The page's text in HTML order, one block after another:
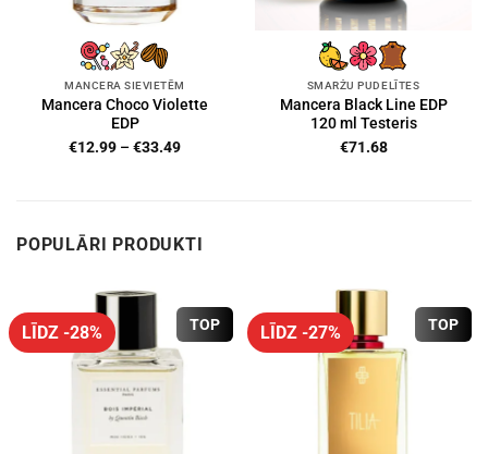
MANCERA SIEVIETĒM
Mancera Choco Violette
EDP
€12.99 – €33.49Price
SMARŽU PUDELĪTES
Mancera Black Line EDP
120 ml Testeris
€71.68
POPULĀRI PRODUKTI
TOP
LĪDZ -28% TOP
LĪDZ -27%